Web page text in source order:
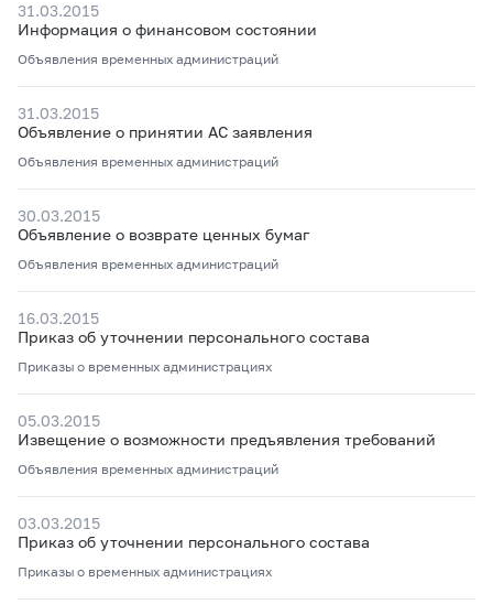
31.03.2015
Информация о финансовом состоянии
Объявления временных администраций
31.03.2015
Объявление о принятии АС заявления
Объявления временных администраций
30.03.2015
Объявление о возврате ценных бумаг
Объявления временных администраций
16.03.2015
Приказ об уточнении персонального состава
Приказы о временных администрациях
05.03.2015
Извещение о возможности предъявления требований
Объявления временных администраций
03.03.2015
Приказ об уточнении персонального состава
Приказы о временных администрациях